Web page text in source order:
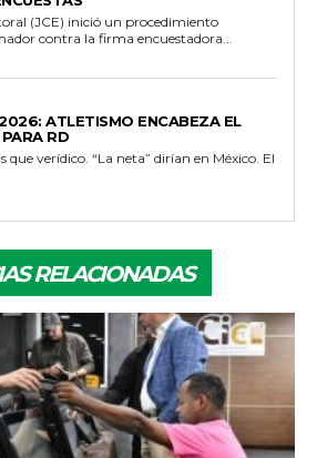
(JCE) inició un procedimiento
contra la firma encuestadora...
ATLETISMO ENCABEZA EL
RD
que verídico. “La neta” dirían en México. El
RELACIONADAS